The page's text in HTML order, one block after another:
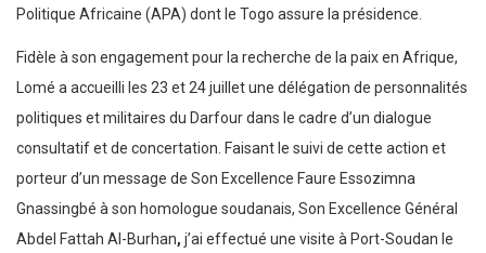
Politique Africaine (APA) dont le Togo assure la présidence.
Fidèle à son engagement pour la recherche de la paix en Afrique,
Lomé a accueilli les 23 et 24 juillet une délégation de personnalités
politiques et militaires du Darfour dans le cadre d’un dialogue
consultatif et de concertation. Faisant le suivi de cette action et
porteur d’un message de Son Excellence Faure Essozimna
Gnassingbé à son homologue soudanais, Son Excellence Général
Abdel Fattah Al-Burhan, j’ai effectué une visite à Port-Soudan le